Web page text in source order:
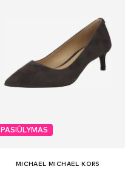
PASIŪLYMAS
MICHAEL MICHAEL KORS